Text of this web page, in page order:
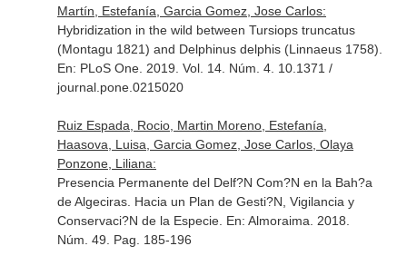
Martín, Estefanía, Garcia Gomez, Jose Carlos:
Hybridization in the wild between Tursiops truncatus
(Montagu 1821) and Delphinus delphis (Linnaeus 1758).
En: PLoS One. 2019. Vol. 14. Núm. 4. 10.1371 /
journal.pone.0215020
Ruiz Espada, Rocio, Martin Moreno, Estefanía,
Haasova, Luisa, Garcia Gomez, Jose Carlos, Olaya
Ponzone, Liliana:
Presencia Permanente del Delf?N Com?N en la Bah?a
de Algeciras. Hacia un Plan de Gesti?N, Vigilancia y
Conservaci?N de la Especie. En: Almoraima . 2018.
Núm. 49. Pag. 185-196